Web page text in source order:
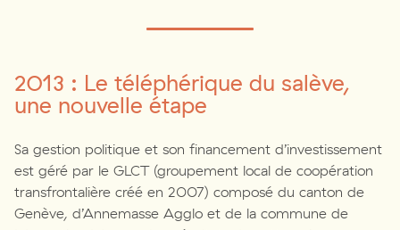
2013 : Le téléphérique du salève,
une nouvelle étape
Sa gestion politique et son financement d’investissement
est géré par le GLCT (groupement local de coopération
transfrontalière créé en 2007) composé du canton de
Genève, d’Annemasse Agglo et de la commune de